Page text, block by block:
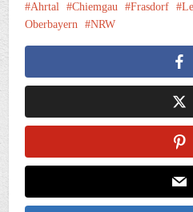
Ahrtal Chiemgau Frasdorf
Oberbayern
NRW